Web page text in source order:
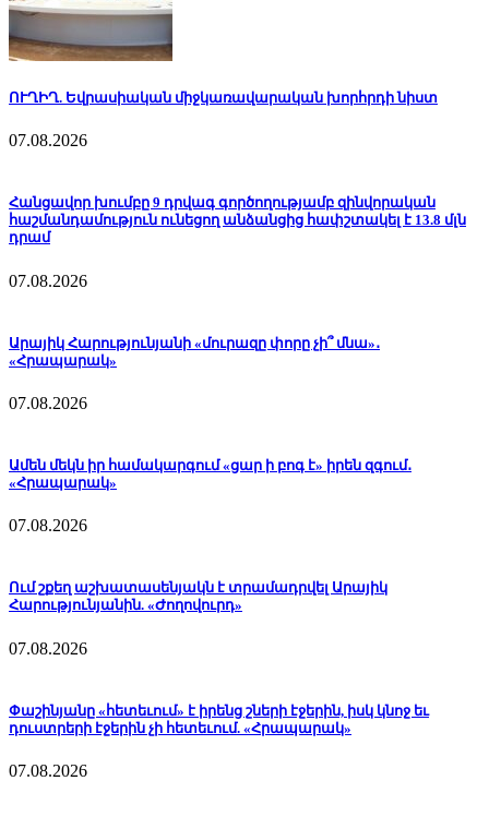
ՈՒՂԻՂ. Եվրասիական միջկառավարական խորհրդի նիստ
07.08.2026
Հանցավոր խումբը 9 դրվագ գործողությամբ զինվորական
հաշմանդամություն ունեցող անձանցից հափշտակել է 13.8 մլն
դրամ
07.08.2026
Արայիկ Հարությունյանի «մուրազը փորը չի՞ մնա»․
«Հրապարակ»
07.08.2026
Ամեն մեկն իր համակարգում «ցար ի բոգ է» իրեն զգում․
«Հրապարակ»
07.08.2026
Ում շքեղ աշխատասենյակն է տրամադրվել Արայիկ
Հարությունյանին. «Ժողովուրդ»
07.08.2026
Փաշինյանը «հետեւում» է իրենց շների էջերին, իսկ կնոջ եւ
դուստրերի էջերին չի հետեւում. «Հրապարակ»
07.08.2026